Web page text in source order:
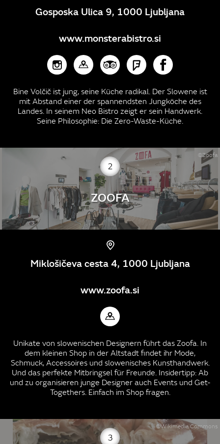
Gosposka Ulica 9, 1000 Ljubljana
www.monsterabistro.si
Bine Volčič ist jung, seine Küche radikal. Der Slowene ist
mit Abstand einer der spannendsten Jungköche des
Landes. In seinem Neo Bistro zeigt er sein Handwerk.
Seine Philosophie: Die Zero-Waste-Küche.
2
ZOOFA
Miklošičeva cesta 4, 1000 Ljubljana
www.zoofa.si
Unikate von slowenischen Designern führt das Zoofa. In
dem kleinen Shop in der Altstadt findet ihr Mode,
Schmuck, Accessoires und slowenisches Kunsthandwerk.
Und das perfekte Mitbringsel für Freunde. Insidertipp: Ab
und zu organisieren junge Designer auch Events und Get-
Togethers. Einfach im Shop fragen.
©Zoofa
3
©Wikimedia Commons